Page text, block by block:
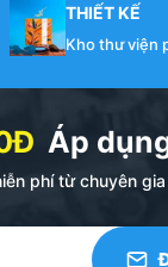
THIẾT KẾ
Kho thư viện
Áp
phí từ chuyên gia